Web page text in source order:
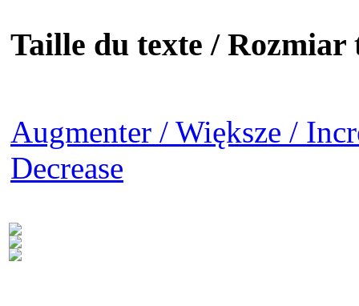
Taille du texte / Rozmiar
Augmenter / Większe /
Decrease